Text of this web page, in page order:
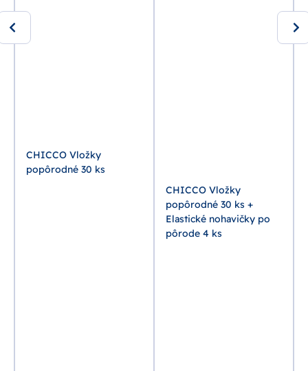
CHICCO Vložky
popôrodné 30 ks
CHICCO Vložky
popôrodné 30 ks +
Elastické nohavičky po
pôrode 4 ks